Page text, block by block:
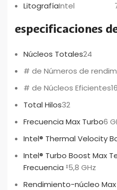
LitografíaIntel
especificaciones
Núcleos Totales24
# de Números de
# de Núcleos Eficientes16
Total Hilos32
Frecuencia Max Turbo6
Intel® Thermal Velocity
Intel® Turbo Boost Max
Frecuencia ‡5,8 GHz
Rendimiento-núcleo